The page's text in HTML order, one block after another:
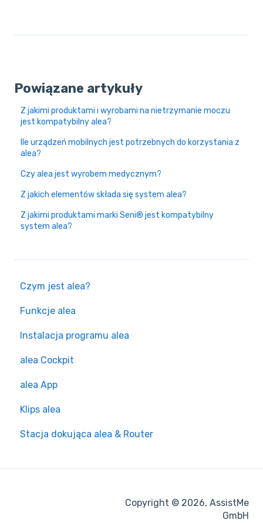
Czym jest alea?
Funkcje alea
Instalacja programu alea
alea Cockpit
alea App
Klips alea
Stacja dokująca alea & Router
Powiązane artykuły
Z jakimi produktami i wyrobami na nietrzymanie moczu
jest kompatybilny alea?
Ile urządzeń mobilnych jest potrzebnych do korzystania z
alea?
Czy alea jest wyrobem medycznym?
Z jakich elementów składa się system alea?
Z jakimi produktami marki Seni® jest kompatybilny
system alea?
Copyright © 2026, AssistMe
GmbH